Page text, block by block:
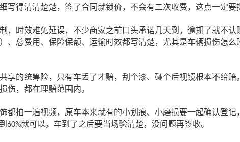
得清清楚楚，签了合同就锁价，不会有二次收费，这点一定要
，时效难免延误，不少商家之前口头承诺几天到，逾期了就不
、总费用、保险保额、运输时效都写清楚，尤其是车辆损伤怎
享的统筹险，只有车丢了才赔，刮个漆、碰个后视镜根本不给
伤，都在理赔范围内。
都拍一遍视频，原车本来就有的小划痕、小磨损要一起确认登
到 60%就可以。车到了之后要当场验清楚，没问题再签收。